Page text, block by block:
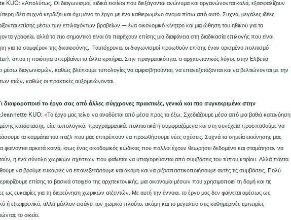
KUO: «Απολύτως. Οι διαγωνισμοί, ειδικά εκείνοι που διεξάγονται ανώνυμα και οργανώνονται καλά, εξασφαλίζουν
ιδέα συχνά κερδίζει και όχι μόνο το έργο με ένα καθιερωμένο όνομα πίσω από αυτό. Συχνά, μεγάλες ιδέες
επίσης μέσω των επιλαχόντων βραβείων — ένα οικονομικό κίνητρο και μια ώθηση του ηθικού για τα
γραφεία, αλλά το πιο σημαντικό είναι ότι παρέχουν επίσης μια διαφάνεια στη διαδικασία επιλογής που είναι
για το συμφέρον της δικαιοσύνης. Ταυτόχρονα, οι διαγωνισμοί προωθούν επίσης έναν ορισμένο πολιτισμό
όπου η ποιότητα υπερβαίνει τα άλλα κριτήρια. Στην πραγματικότητα, ο αρχιτεκτονικός λόγος στην Ελβετία
μέσω διαγωνισμών, καθώς βλέπουμε τυπολογίες να αμφισβητούνται, να επανεξετάζονται και να βελτιώνονται με την
ετών, καθώς οι πρακτικές αυξομειώνονται.
διαφοροποιεί το έργο σας από άλλες σύγχρονες πρακτικές, γενικά και πιο συγκεκριμένα στην
Jeannette KUO: «Το έργο μας τείνει να αναδύεται από μέσα προς τα έξω. Σχεδιάζουμε μέσα από μια βαθιά κατανόηση
κατάστασης, είτε τυπολογικά, προγραμματικά, πολιτιστικά ή συμφραζόμενα και στη συνέχεια προσπαθούμε να
τα κομμάτια του παζλ που μας επιτρέπουν να προωθήσουμε νέες σχέσεις. Συχνά τα σημεία εκκίνησης μας
φαίνονται αρκετά κοινά, ίσως ένας οικοδομικός κώδικας που πολλοί έχουν θεωρήσει δεδομένο και σταμάτησαν να
ή ένα σύνολο χωρικών σχέσεων που φαίνεται να υπαγορεύονται από συμβάσεις του τύπου κτιρίου. Αλλά πάντα
να βρούμε ευκαιρίες να επανεξετάσουμε και ακόμη και να ριζοσπαστικοποιήσουμε αυτές τις συμβάσεις. Πολύ
επίσης τα βασικά στοιχεία της αρχιτεκτονικής, μια οικονομία μέσων που χρησιμοποιεί τη δομή και τις
ως ευκαιρίες για τη διερεύνηση χωρικών ατζεντών. Με αυτή την έννοια, το έργο μας δεν φαίνεται αμέσως ως
ή εξωφρενικό, αλλά μάλλον εισάγει τον χωρικό πλούτο, ακόμη και το μεγαλείο στις καθημερινές εμπειρίες
το οικείο.